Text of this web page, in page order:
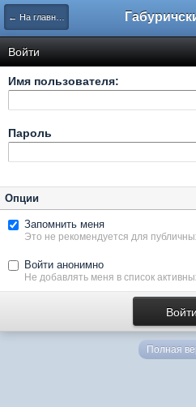
← На главную
Войти
Имя пользователя:
Пароль
Опции
Запомнить меня
Это не рекомендуется для
Войти анонимно
Не добавлять меня в список
Полная